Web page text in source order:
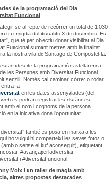
de la programació del Dia
Funcional
se al repte de recórrer un total de 1.030
i el migdia del dissabte 3 de desembre. Es
que té per objectiu donar visibilitat al Dia
Funcional sumant metres amb la finalitat
la nostra vila de Santiago de Compostel·la.
de la programació castellarenca
les Persones amb Diversitat Funcional,
senzill. Només cal caminar, córrer o rodar
entrar a
en les dates assenyalades (del
es podran registrar les distàncies
amb el nom i cognoms de la persona
en la iniciativa dona l’oportunitat
també es posa en marxa a les
ho vulgui hi comparteixi les seves fotos o
o sense el buf aconseguit), etiquetant
#avançaperladiversitat,
i #diversitatfuncional.
Moix i un taller de màgia amb
altres propostes destacades